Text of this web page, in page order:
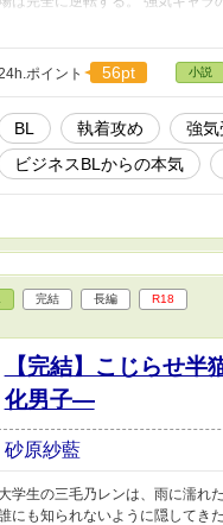
が直人の愛は重くて深い。 嫉妬
、相方の危険なまでの愛に、少
甘い恋が待っている。
ポイント 56pt 小説
BL 執着攻め 強気
ビジネスBLからの本気
完結 長編 R18
【完結】こじらせ
化男子―
砂原紗藍
大学生の三毛乃レンは、雨に濡れ
にも知られないように隠してき